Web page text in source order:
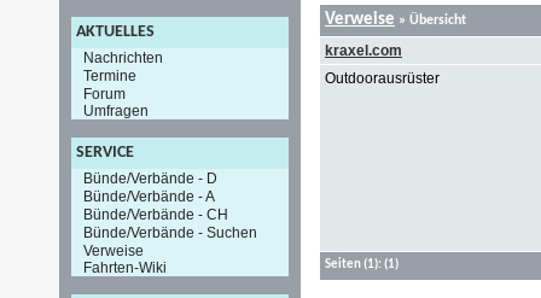
AKTUELLES
Nachrichten
Termine
Forum
Umfragen
SERVICE
Bünde/Verbände - D
Bünde/Verbände - A
Bünde/Verbände - CH
Bünde/Verbände - Suchen
Verweise
Fahrten-Wiki
Verweise » Übersicht
kraxel.com
Outdoorausrüster
Seiten(1): (1)